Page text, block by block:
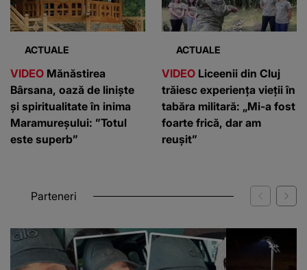
ACTUALE
VIDEO Mănăstirea
Bârsana, oază de liniște
și spiritualitate în inima
Maramureșului: ”Totul
este superb”
ACTUALE
VIDEO Liceenii din Cluj
trăiesc experiența vieții în
tabăra militară: „Mi-a fost
foarte frică, dar am
reușit”
Parteneri